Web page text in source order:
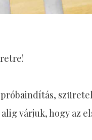
várjuk, hogy az